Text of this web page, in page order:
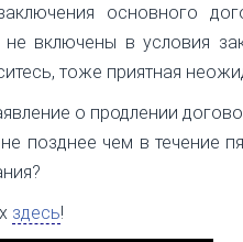
основного
включены в условия
тоже приятная
о продлении
позднее чем в течение
здесь!